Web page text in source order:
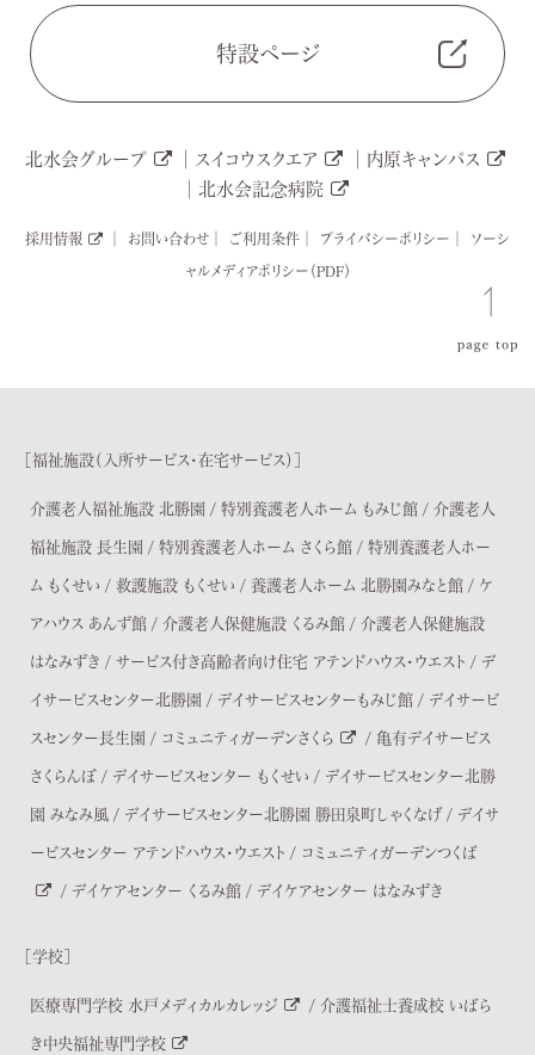
特設ページ
北水会グループ スイコウスクエア
内原キャンパス
│北水会記念病院
採用情報 お問い合わせ│ ご利用条件│ プライバシーポリシー│
ソーシ
ャルメディアポリシー（PDF）
［福祉施設（入所サービス・在宅サービス）］
介護老人福祉施設 北勝園 / 特別養護老人ホーム もみじ館 / 介護老人
福祉施設 長生園 / 特別養護老人ホーム さくら館 / 特別養護老人ホー
ム もくせい / 救護施設 もくせい / 養護老人ホーム 北勝園みなと館 / ケ
アハウス あんず館 / 介護老人保健施設 くるみ館 / 介護老人保健施設
はなみずき / サービス付き高齢者向け住宅 アテンドハウス・ウエスト / デ
イサービスセンター北勝園 / デイサービスセンターもみじ館 / デイサービ
スセンター長生園 / コミュニティガーデンさくら /亀有デイサービス
さくらんぼ / デイサービスセンター もくせい / デイサービスセンター北勝
園 みなみ風 / デイサービスセンター北勝園 勝田泉町しゃくなげ/ デイサ
ービスセンター アテンドハウス・ウエスト / コミュニティガーデンつくば
/ デイケアセンター くるみ館 / デイケアセンター はなみずき
［学校］
医療専門学校 水戸メディカルカレッジ /介護福祉士養成校 いばら
き中央福祉専門学校